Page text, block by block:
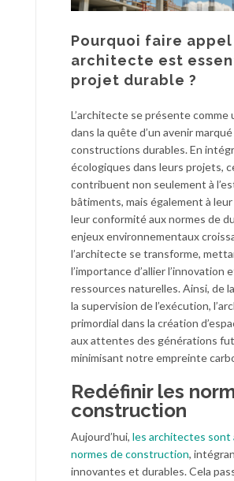
Pourquoi faire appel
architecte est
projet durable ?
L’architecte se présente
dans la quête d’un avenir
constructions durables. En
écologiques dans leurs projets,
contribuent non seulement à
bâtiments, mais également à
leur conformité aux normes de
enjeux environnementaux
l’architecte se transforme,
l’importance d’allier l’innovation
ressources naturelles. Ainsi, de
la supervision de l’exécution,
primordial dans la création
aux attentes des générations
minimisant notre empreinte
Redéfinir les
construction
Aujourd’hui, les architectes sont
normes de construction,
innovantes et durables. Cela